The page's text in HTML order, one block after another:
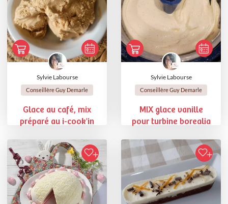
Sylvie Labourse
Conseillère Guy Demarle
Glace au café, mix
préparé au i-cook'in
Sylvie Labourse
Conseillère Guy Demarle
MIX glace vanille
pour turbine borealia